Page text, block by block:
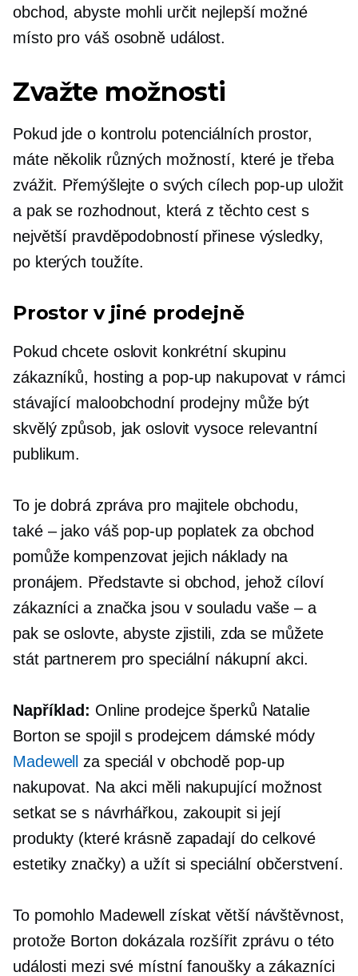
obchod, abyste mohli určit nejlepší možné
místo pro váš osobně událost.
Zvažte možnosti
Pokud jde o kontrolu potenciálních prostor,
máte několik různých možností, které je třeba
zvážit. Přemýšlejte o svých cílech pop-upuložit
a pak se rozhodnout, která z těchto cest s
největší pravděpodobností přinese výsledky,
po kterých toužíte.
Prostor v jiné prodejně
Pokud chcete oslovit konkrétní skupinu
zákazníků, hosting a pop-up nakupovat v rámci
stávající maloobchodní prodejny může být
skvělý způsob, jak oslovit vysoce relevantní
publikum.
To je dobrá zpráva pro majitele obchodu,
také – jakováš pop-uppoplatek za obchod
pomůže kompenzovat jejich náklady na
pronájem. Představte si obchod, jehož cíloví
zákazníci a značka jsou v souladu vaše – a
pak se oslovte, abyste zjistili, zda se můžete
stát partnerem pro speciální nákupní akci.
Například: Online prodejce šperků Natalie
Borton se spojil s prodejcem dámské módy
Madewell
za speciálv obchodě pop-up
nakupovat. Na akci měli nakupující možnost
setkat se s návrhářkou, zakoupit si její
produkty (které krásně zapadají do celkové
estetiky značky) a užít si speciální občerstvení.
To pomohlo Madewell získat větší návštěvnost,
protože Borton dokázala rozšířit zprávu o této
události mezi své místní fanoušky a zákazníci